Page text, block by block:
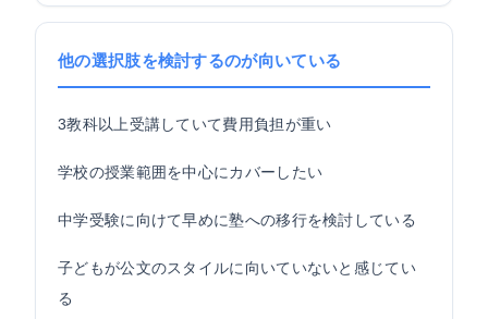
他の選択肢を検討するのが向いている
3教科以上受講していて費用負担が重い
学校の授業範囲を中心にカバーしたい
中学受験に向けて早めに塾への移行を検討している
子どもが公文のスタイルに向いていないと感じてい
る